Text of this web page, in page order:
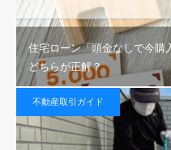
住宅ローン「頭金なしで今購
どちらが正解？
不動産取引ガイド